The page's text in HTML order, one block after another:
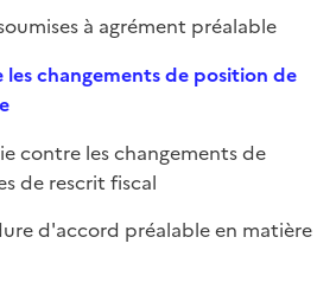
à agrément préalable
changements de position de
contre les changements de
de rescrit fiscal
d'accord préalable en matière